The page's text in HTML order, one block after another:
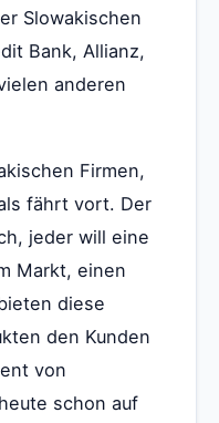
Slowakischen
Bank, Allianz,
anderen
Firmen,
fährt vort. Der
jeder will eine
Markt, einen
diese
den Kunden
von
schon auf